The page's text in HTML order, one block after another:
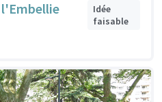
l'Embellie
Idée
faisable